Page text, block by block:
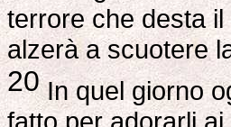
terrore che desta
alzerà a scuotere
20In quel giorno